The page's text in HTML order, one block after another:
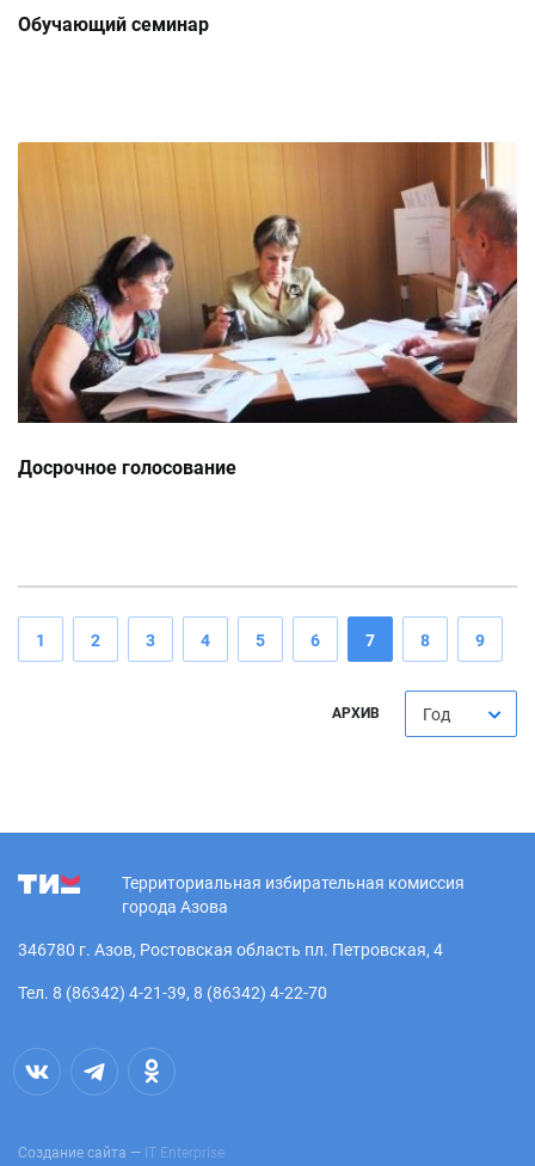
Обучающий семинар
Досрочное голосование
1 2 3 4 5 6 7 8 9
АРХИВ Год
Территориальная избирательная комиссия
города Азова
346780 г. Азов, Ростовская область пл. Петровская, 4
Тел. 8 (86342) 4-21-39, 8 (86342) 4-22-70
Создание сайта — IT Enterprise